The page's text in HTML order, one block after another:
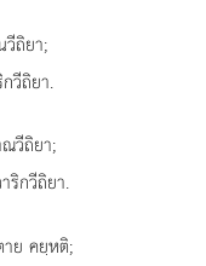
ถิยา;
วีถิยา.
วีถิยา;
ริกวีถิยา.
ย คยฺหติ;